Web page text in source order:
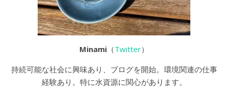
Minami （Twitter）
持続可能な社会に興味あり、ブログを開始。環境関連の仕事
経験あり。特に水資源に関心があります。